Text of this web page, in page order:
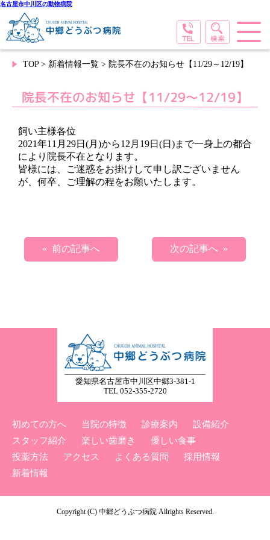
名古屋市中川区の動物病院
TOP> 新着情報一覧 > 院長不在のお知らせ【11/29～12/19】
院長不在のお知らせ【11/29～12/19】
飼い主様各位
2021年11月29日(月)から12月19日(日)まで一身上の都合
により院長不在となります。
皆様には、ご迷惑をお掛けして申し訳ございません
が、何卒、ご理解の程をお願いたします。
« 前の記事へ 次の記事へ »
愛知県名古屋市中川区中郷3-381-1
TEL 052-355-2720
初めての方へ 当院の特徴 診療案内
設備紹介
スタッフ紹介
楽しい歯磨き
優しい食事
投薬方法
アクセス よくある質問
採用情報
新着情報
Copyright (C) 中郷どうぶつ病院 Allrights Reserved.